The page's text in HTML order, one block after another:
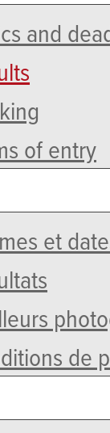
and
of entry
et
de